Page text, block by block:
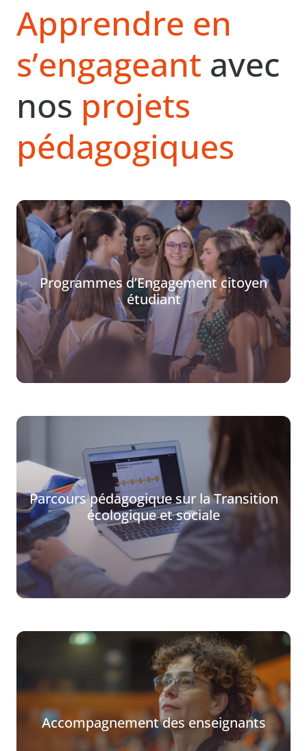
Apprendre en
s’engageant avec
nos projets
pédagogiques
Programmes d’Engagement citoyen
étudiant
Parcours pédagogique sur la Transition
écologique et sociale
Accompagnement des enseignants